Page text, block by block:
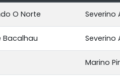
O Norte Severino
Bacalhau Severino
Marino